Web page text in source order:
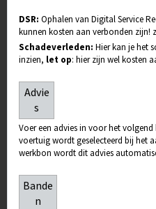
DSR: Ophalen van Digital Service
kunnen kosten aan verbonden zijn!
Schadeverleden: Hier kan je het
inzien, let op: hier zijn wel kosten
Advie
s
Voer een advies in voor het
voertuig wordt geselecteerd bij het
werkbon wordt dit advies
Bande
n